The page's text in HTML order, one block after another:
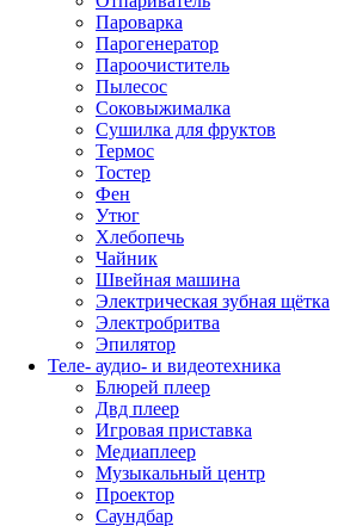
Пароварка
Парогенератор
Пароочиститель
Пылесос
Соковыжималка
Сушилка для фруктов
Термос
Тостер
Фен
Утюг
Хлебопечь
Чайник
Швейная машина
Электрическая зубная щётка
Электробритва
Эпилятор
Теле- аудио- и видеотехника
Блюрей плеер
Двд плеер
Игровая приставка
Медиаплеер
Музыкальный центр
Проектор
Саундбар